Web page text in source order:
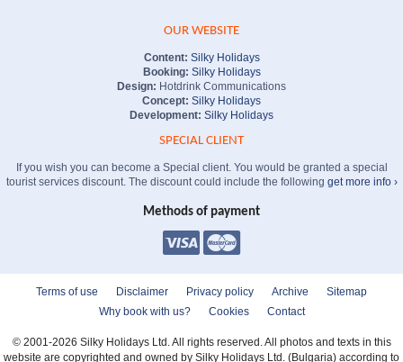
OUR WEBSITE
Content: Silky Holidays
Booking: Silky Holidays
Design: Hotdrink Communications
Concept: Silky Holidays
Development: Silky Holidays
SPECIAL CLIENT
If you wish you can become a Special client. You would be granted a special
tourist services discount. The discount could include the following get more info ›
Methods of payment
Terms of use Disclaimer Privacy policy Archive
Sitemap
Why book with us?
Cookies Contact
© 2001-2026 Silky Holidays Ltd. All rights reserved. All photos and texts in this
website are copyrighted and owned by Silky Holidays Ltd. (Bulgaria) according to